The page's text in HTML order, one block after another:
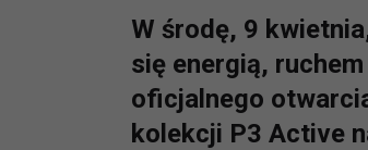
W środę, 9
się energią,
oficjalnego
kolekcji P3 Active